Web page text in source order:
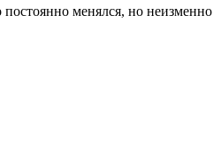
постоянно менялся, но неизменно